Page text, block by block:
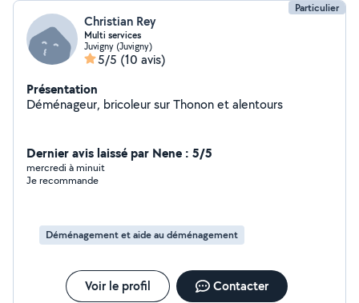
Particulier
Christian Rey
Multi services
Juvigny (Juvigny)
5/5 (10 avis)
Présentation
Déménageur, bricoleur sur Thonon et alentours
Dernier avis laissé par Nene : 5/5
mercredi à minuit
Je recommande
Déménagement et aide au déménagement
Voir le profil Contacter